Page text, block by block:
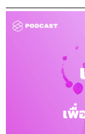
7. เมื่อต้องออกไ
นั้นสะเทือนมาถึง
ของเรา ทำให้ค
8. เมื่อถึงกลางเ
ไปให้ทั่วๆ แล้วค่อ
วิธีการเหล่านี้อา